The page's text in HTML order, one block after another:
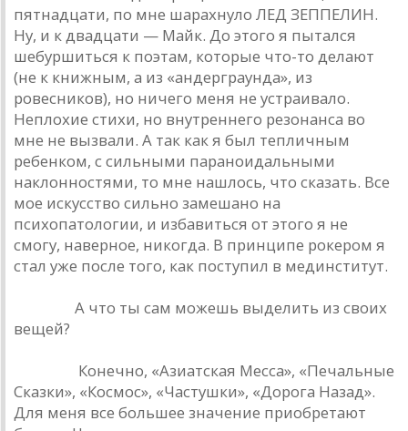
пятнадцати, по мне шарахнуло ЛЕД ЗЕППЕЛИН.
Ну, и к двадцати — Майк. До этого я пытался
шебуршиться к поэтам, которые что-то делают
(не к книжным, а из «андерграунда», из
ровесников), но ничего меня не устраивало.
Неплохие стихи, но внутреннего резонанса во
мне не вызвали. А так как я был тепличным
ребенком, с сильными параноидальными
наклонностями, то мне нашлось, что сказать. Все
мое искусство сильно замешано на
психопатологии, и избавиться от этого я не
смогу, наверное, никогда. В принципе рокером я
стал уже после того, как поступил в мединститут.
А что ты сам можешь выделить из своих
вещей?
Конечно, «Азиатская Месса», «Печальные
Сказки», «Космос», «Частушки», «Дорога Назад».
Для меня все большее значение приобретают